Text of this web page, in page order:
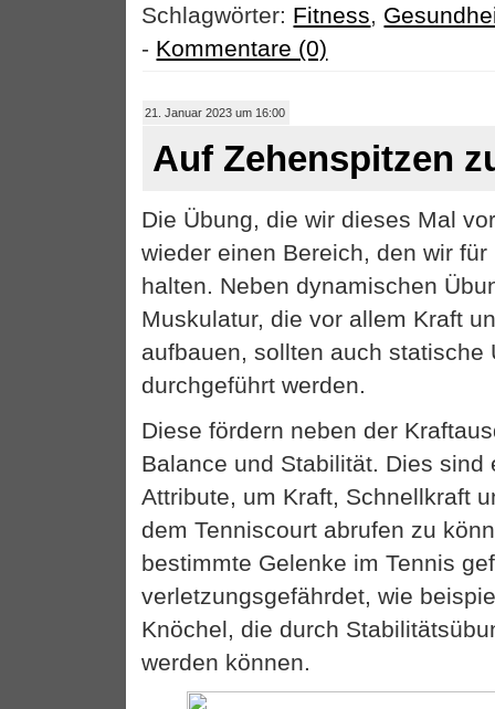
Schlagwörter: Fitness
- Kommentare (0)
21. Januar 2023 um 16:00
Auf Zehenspitzen
Die Übung, die wir dieses Mal
wieder einen Bereich, den wir
halten. Neben dynamischen
Muskulatur, die vor allem Kraft
aufbauen, sollten auch statische
durchgeführt werden.
Diese fördern neben der
Balance und Stabilität. Dies sind
Attribute, um Kraft, Schnellkraft
dem Tenniscourt abrufen zu
bestimmte Gelenke im Tennis
verletzungsgefährdet, wie
Knöchel, die durch
werden können.